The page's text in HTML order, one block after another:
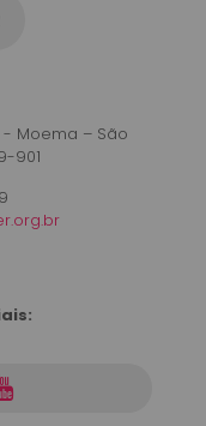
- Moema – São
901